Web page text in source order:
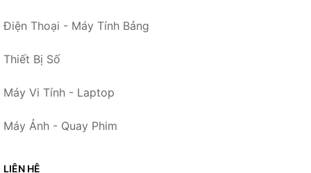
Điện Thoại - Máy Tính Bảng
Thiết Bị Số
Máy Vi Tính - Laptop
Máy Ảnh - Quay Phim
LIÊN HỆ